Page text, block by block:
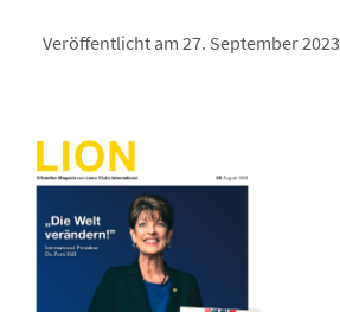
Veröffentlicht am 27. September 2023